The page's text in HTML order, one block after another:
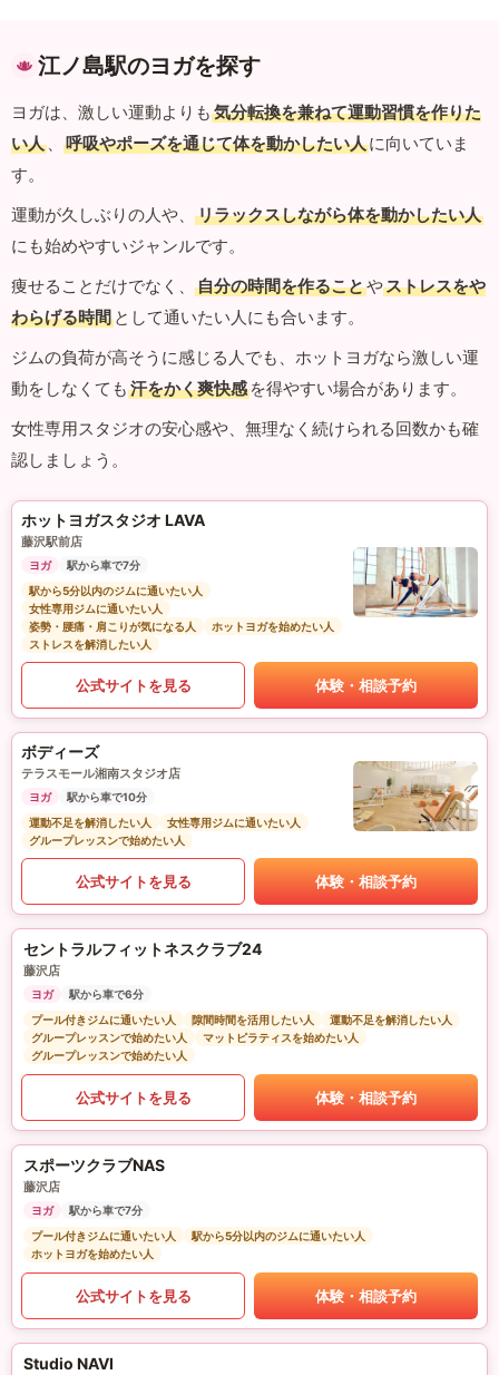
江ノ島駅のヨガを探す
ヨガは、激しい運動よりも 気分転換を兼ねて運動習慣を作りた
い人 、 呼吸やポーズを通じて体を動かしたい人に向いていま
す。
運動が久しぶりの人や、
リラックスしながら体を動かしたい人
にも始めやすいジャンルです。
痩せることだけでなく、
自分の時間を作ることやストレスをや
わらげる時間 として通いたい人にも合います。
ジムの負荷が高そうに感じる人でも、ホットヨガなら激しい運
動をしなくても 汗をかく爽快感 を得やすい場合があります。
女性専用スタジオの安心感や、無理なく続けられる回数かも確
認しましょう。
ホットヨガスタジオ LAVA
藤沢駅前店
ヨガ
駅から車で7分
駅から5分以内のジムに通いたい人
女性専用ジムに通いたい人
姿勢・腰痛・肩こりが気になる人
ホットヨガを始めたい人
ストレスを解消したい人
公式サイトを見る 体験・相談予約
ボディーズ
テラスモール湘南スタジオ店
ヨガ
駅から車で10分
運動不足を解消したい人
女性専用ジムに通いたい人
グループレッスンで始めたい人
公式サイトを見る 体験・相談予約
セントラルフィットネスクラブ24
藤沢店
ヨガ
駅から車で6分
プール付きジムに通いたい人
隙間時間を活用したい人
運動不足を解消したい人
グループレッスンで始めたい人
マットピラティスを始めたい人
グループレッスンで始めたい人
公式サイトを見る 体験・相談予約
スポーツクラブNAS
藤沢店
ヨガ
駅から車で7分
プール付きジムに通いたい人
駅から5分以内のジムに通いたい人
ホットヨガを始めたい人
公式サイトを見る 体験・相談予約
Studio NAVI